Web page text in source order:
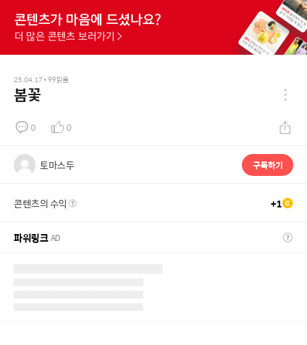
25.04.17• 99읽음
봄꽃
0 0
토마스두 구독하기
콘텐츠의 수익 +1
파워링크AD